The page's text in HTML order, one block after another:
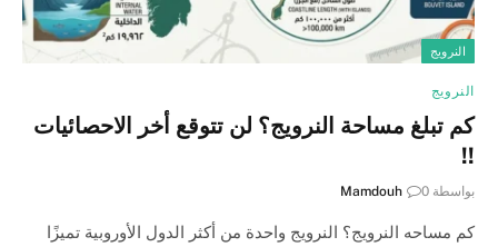
النرويج
النرويج
كم تبلغ مساحة النرويج؟ لن تتوقع أخر الاحصائيات
!!
بواسطة Mamdouh 0
كم مساحه النرويج؟ النرويج واحدة من أكثر الدول الأوروبية تميزًا